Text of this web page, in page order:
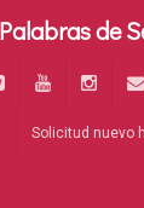
Solicitud nuevo
de